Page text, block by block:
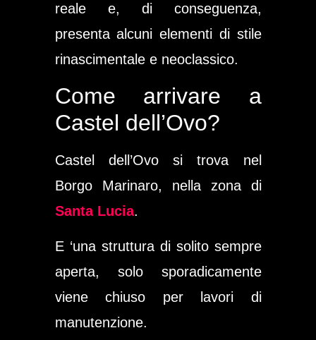
reale e, di conseguenza,
presenta alcuni elementi di stile
rinascimentale e neoclassico.
Come arrivare a
Castel dell’Ovo?
Castel dell’Ovo si trova nel
Borgo Marinaro, nella zona di
Santa Lucia.
E ‘una struttura di solito sempre
aperta, solo sporadicamente
viene chiuso per lavori di
manutenzione.